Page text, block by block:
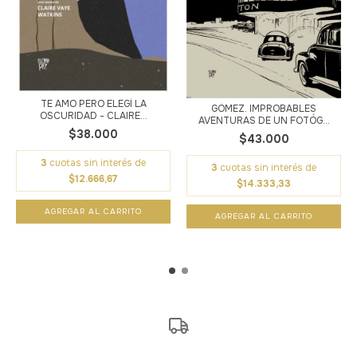
TE AMO PERO ELEGÍ LA
OSCURIDAD - CLAIRE...
$38.000
3 cuotas sin interés de
$12.666,67
GÓMEZ. IMPROBABLES
AVENTURAS DE UN FOTÓG...
$43.000
3 cuotas sin interés de
$14.333,33